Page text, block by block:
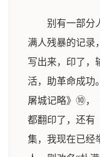
别有一部分
满人残暴的记录
写出来，印了，
活，助革命成功
屠城记略》⑩，
都翻印了，还有
集，我现在已经